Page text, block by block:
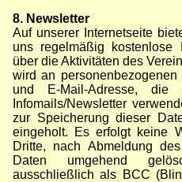
8. Newsletter
Auf unserer Internetseite
uns regelmäßig
über die Aktivitäten des
wird an
und E-Mail-Adresse, die
Infomails/Newsletter
zur Speicherung dieser
eingeholt. Es erfolgt keine
Dritte, nach Abmeldung
Daten umgehend
ausschließlich als BCC